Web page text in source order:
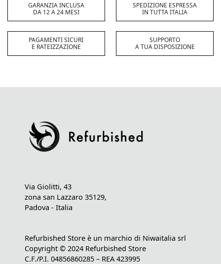
GARANZIA INCLUSA
DA 12 A 24 MESI
SPEDIZIONE ESPRESSA
IN TUTTA ITALIA
PAGAMENTI SICURI
E RATEIZZAZIONE
SUPPORTO
A TUA DISPOSIZIONE
Via Giolitti, 43
zona san Lazzaro 35129,
Padova - Italia
Refurbished Store è un marchio di Niwaitalia srl
Copyright © 2024 Refurbished Store
C.F./P.I. 04856860285 – REA 423995